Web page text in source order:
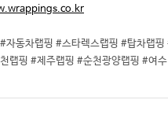
자동차랩핑 #스타렉스랩핑 #탑차랩
랩핑 #제주랩핑 #순천광양랩핑 #여